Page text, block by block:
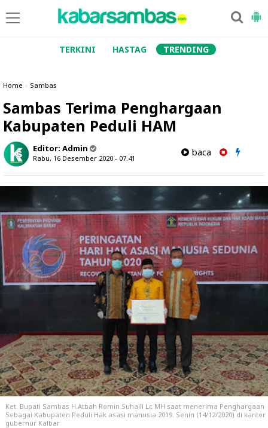
TERKINI HASTAG TRENDING
Home » Sambas
Sambas Terima Penghargaan
Kabupaten Peduli HAM
Editor: Admin
Rabu, 16 Desember 2020 - 07.41
baca
Ket. Bupati Sambas H.Atbah Romin Suhaili Lc MH saat menerima Penghargaan
Sebagai Kabupaten Peduli Hak asasi manusia 2019. Senin (14/12/2020) di kantor
gubernur Kalbar